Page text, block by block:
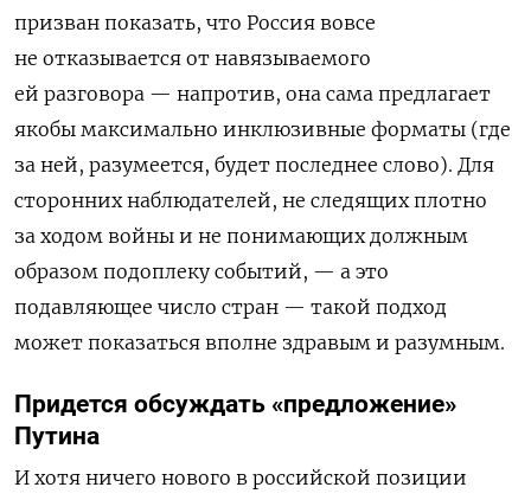
призван показать, что Россия вовсе
не отказывается от навязываемого
ей разговора — напротив, она сама предлагает
якобы максимально инклюзивные форматы (где
за ней, разумеется, будет последнее слово). Для
сторонних наблюдателей, не следящих плотно
за ходом войны и не понимающих должным
образом подоплеку событий, — а это
подавляющее число стран — такой подход
может показаться вполне здравым и разумным.
Придется обсуждать «предложение»
Путина
И хотя ничего нового в российской позиции